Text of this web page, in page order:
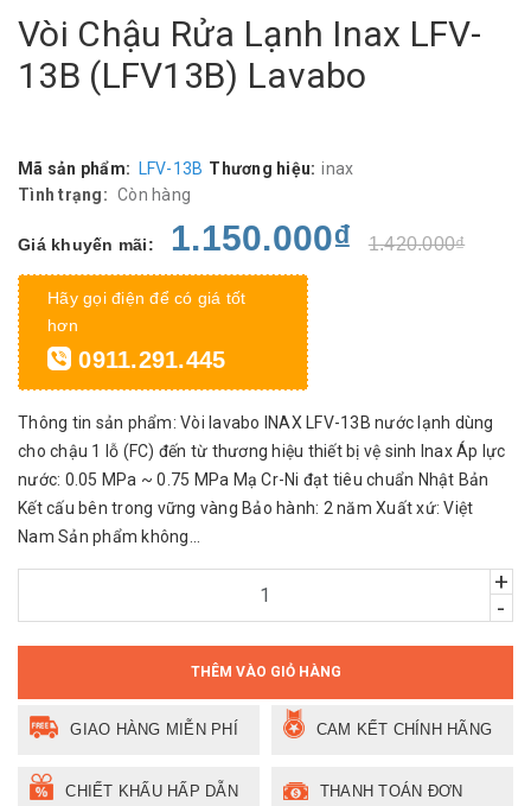
Vòi Chậu Rửa Lạnh Inax LFV-
13B (LFV13B) Lavabo
Mã sản phẩm: LFV-13B Thương hiệu: inax
Tình trạng: Còn hàng
Giá khuyến mãi: 1.150.000₫ 1.420.000₫
Hãy gọi điện để có giá tốt
hơn
0911.291.445
Thông tin sản phẩm: Vòi lavabo INAX LFV-13B nước lạnh dùng
cho chậu 1 lỗ (FC) đến từ thương hiệu thiết bị vệ sinh Inax Áp lực
nước: 0.05 MPa ~ 0.75 MPa Mạ Cr-Ni đạt tiêu chuẩn Nhật Bản
Kết cấu bên trong vững vàng Bảo hành: 2 năm Xuất xứ: Việt
Nam Sản phẩm không...
+
-
THÊM VÀO GIỎ HÀNG
GIAO HÀNG MIỄN PHÍ CAM KẾT CHÍNH HÃNG
CHIẾT KHẤU HẤP DẪN
THANH TOÁN ĐƠN